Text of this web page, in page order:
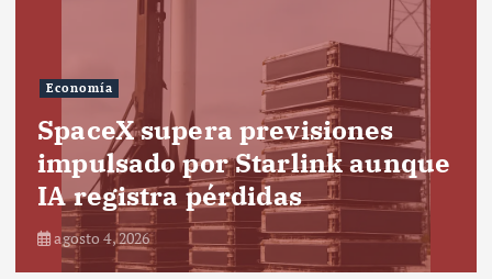
Economía
SpaceX supera previsiones
impulsado por Starlink aunque
IA registra pérdidas
agosto 4, 2026